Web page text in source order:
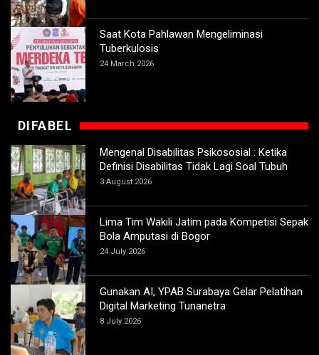
Saat Kota Pahlawan Mengeliminasi
Tuberkulosis
24 March 2026
DIFABEL
Mengenal Disabilitas Psikososial : Ketika
Definisi Disabilitas Tidak Lagi Soal Tubuh
3 August 2026
Lima Tim Wakili Jatim pada Kompetisi Sepak
Bola Amputasi di Bogor
24 July 2026
Gunakan AI, YPAB Surabaya Gelar Pelatihan
Digital Marketing Tunanetra
8 July 2026